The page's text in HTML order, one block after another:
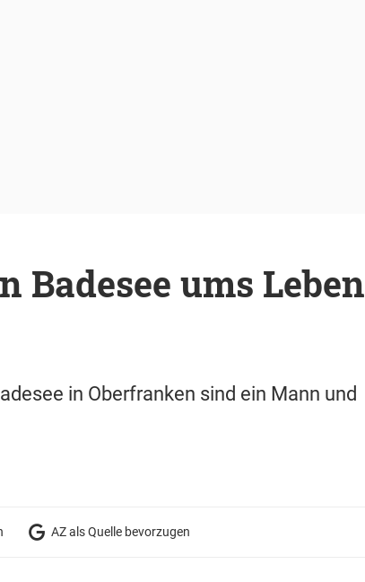
Badesee ums Leben
in Oberfranken sind ein Mann und
AZ als Quelle bevorzugen